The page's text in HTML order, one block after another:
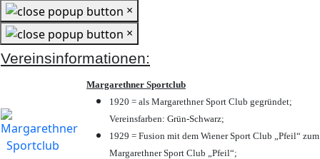
×
×
Vereinsinformationen:
Margarethner Sportclub
1920 = als Margarethner Sport Club gegründet;
Vereinsfarben: Grün-Schwarz;
1929 = Fusion mit dem Wiener Sport Club „Pfeil“ zum
Margarethner Sport Club „Pfeil“;